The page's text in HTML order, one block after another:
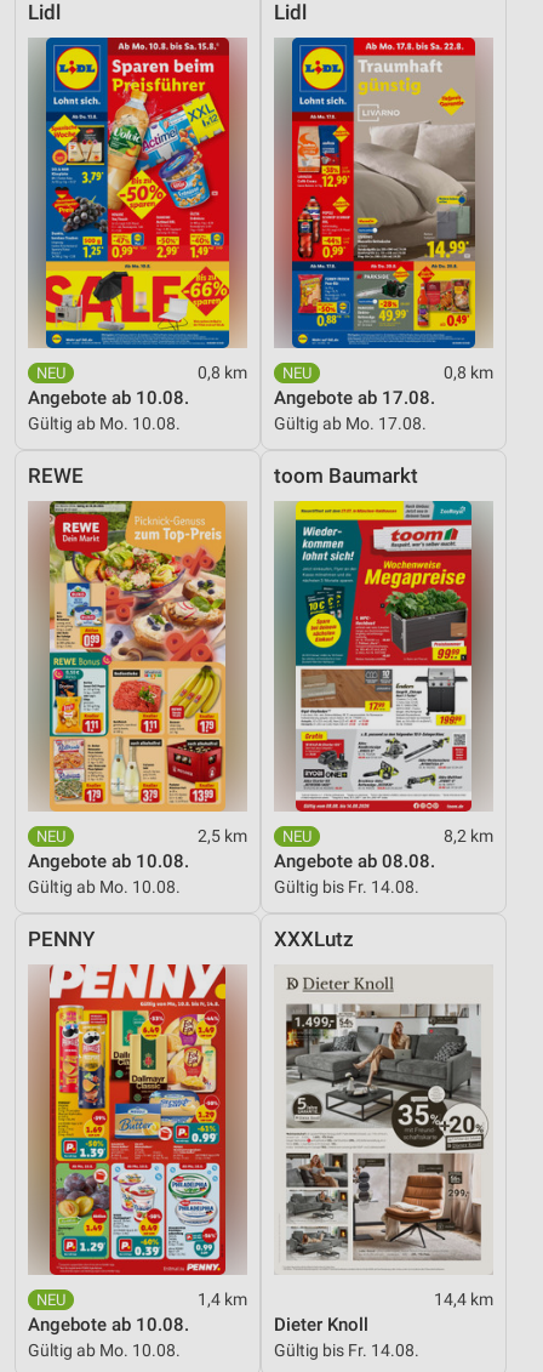
Lidl
0,8 km
Angebote ab 10.08.
Gültig ab Mo. 10.08.
Lidl
0,8 km
Angebote ab 17.08.
Gültig ab Mo. 17.08.
REWE
2,5 km
Angebote ab 10.08.
Gültig ab Mo. 10.08.
toom Baumarkt
8,2 km
Angebote ab 08.08.
Gültig bis Fr. 14.08.
PENNY
1,4 km
Angebote ab 10.08.
Gültig ab Mo. 10.08.
XXXLutz
14,4 km
Dieter Knoll
Gültig bis Fr. 14.08.